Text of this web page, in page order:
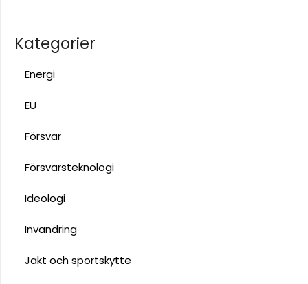
Kategorier
Energi
EU
Försvar
Försvarsteknologi
Ideologi
Invandring
Jakt och sportskytte